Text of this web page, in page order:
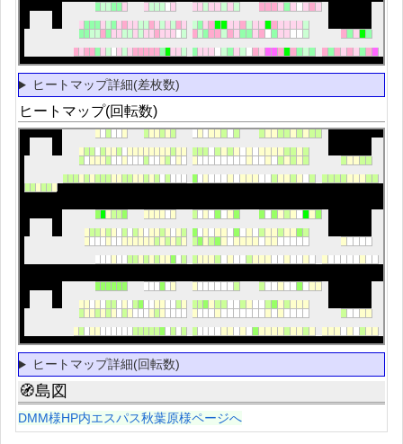
ヒートマップ詳細(差枚数)
ヒートマップ(回転数)
ヒートマップ詳細(回転数)
🧭島図
DMM様HP内エスパス秋葉原様ページへ